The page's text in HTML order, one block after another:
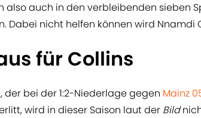
also auch in den verbleibenden sieben
Dabei nicht helfen können wird Nnamdi
für Collins
der bei der 1:2-Niederlage gegen Mainz
wird in dieser Saison laut der Bild